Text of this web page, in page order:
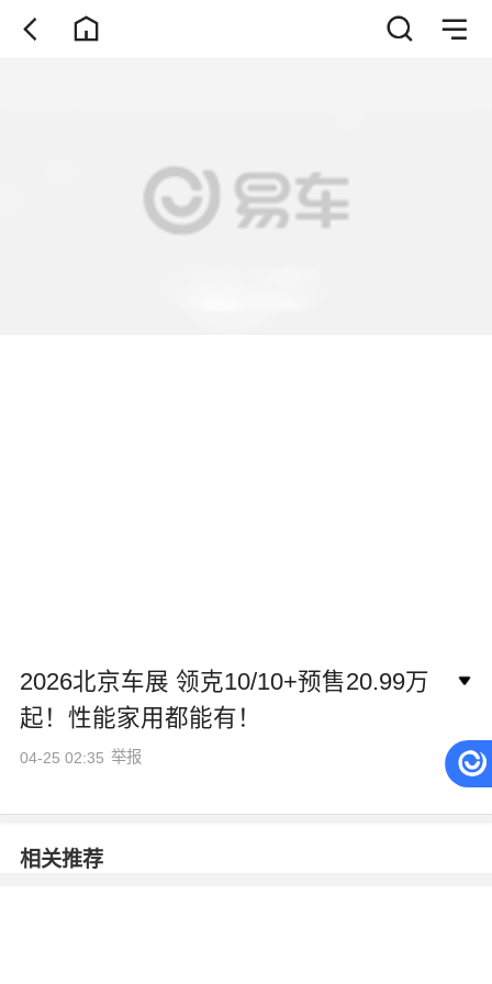
2026北京车展 领克10/10+预售20.99万
起！性能家用都能有！
04-25 02:35 举报
相关推荐